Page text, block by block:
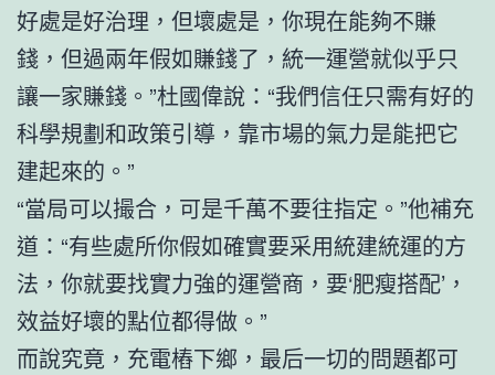
好處是好治理，但壞處是，你現在能夠不賺
錢，但過兩年假如賺錢了，統一運營就似乎只
讓一家賺錢。”杜國偉說：“我們信任只需有好的
科學規劃和政策引導，靠市場的氣力是能把它
建起來的。”
“當局可以撮合，可是千萬不要往指定。”他補充
道：“有些處所你假如確實要采用統建統運的方
法，你就要找實力強的運營商，要‘肥瘦搭配’，
效益好壞的點位都得做。”
而說究竟，充電樁下鄉，最后一切的問題都可